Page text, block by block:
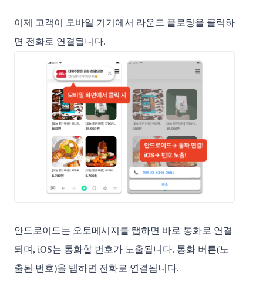
이제 고객이 모바일 기기에서 라운드 플로팅을 클릭하
면 전화로 연결됩니다.
안드로이드는 오토메시지를 탭하면 바로 통화로 연결
되며, iOS는 통화할 번호가 노출됩니다. 통화 버튼(노
출된 번호)을 탭하면 전화로 연결됩니다.